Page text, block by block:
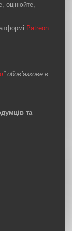
оцінюйте,
Patreon
” обов’язкове в
та